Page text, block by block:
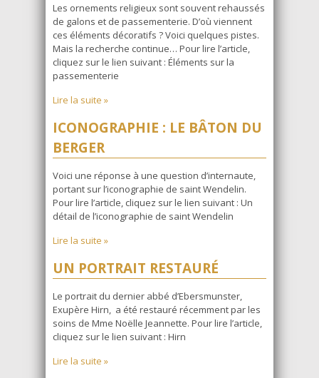
Les ornements religieux sont souvent rehaussés
de galons et de passementerie. D’où viennent
ces éléments décoratifs ? Voici quelques pistes.
Mais la recherche continue… Pour lire l’article,
cliquez sur le lien suivant : Éléments sur la
passementerie
Lire la suite »
ICONOGRAPHIE : LE BÂTON DU
BERGER
Voici une réponse à une question d’internaute,
portant sur l’iconographie de saint Wendelin.
Pour lire l’article, cliquez sur le lien suivant : Un
détail de l’iconographie de saint Wendelin
Lire la suite »
UN PORTRAIT RESTAURÉ
Le portrait du dernier abbé d’Ebersmunster,
Exupère Hirn, a été restauré récemment par les
soins de Mme Noëlle Jeannette. Pour lire l’article,
cliquez sur le lien suivant : Hirn
Lire la suite »